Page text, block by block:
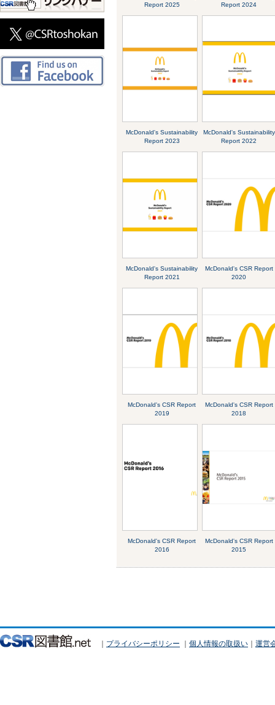
Report 2025
Report 2024
McDonald's Sustainability
Report 2023
McDonald's Sustainability
Report 2022
McDonald's Sustainability
Report 2021
McDonald's CSR Report
2020
McDonald's CSR Report
2019
McDonald's CSR Report
2018
McDonald's CSR Report
2016
McDonald's CSR Report
2015
｜ プライバシーポリシー ｜ 個人情報の取扱い ｜ 運営